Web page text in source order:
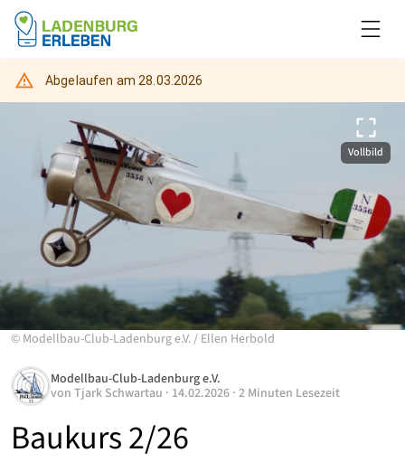
Abgelaufen am 28.03.2026
Vollbild
© Modellbau-Club-Ladenburg e.V./ Ellen Herbold
Baukurs 2/26
Modellbau-Club-Ladenburg e.V.
von Tjark Schwartau · 14.02.2026 · 2 Minuten Lesezeit